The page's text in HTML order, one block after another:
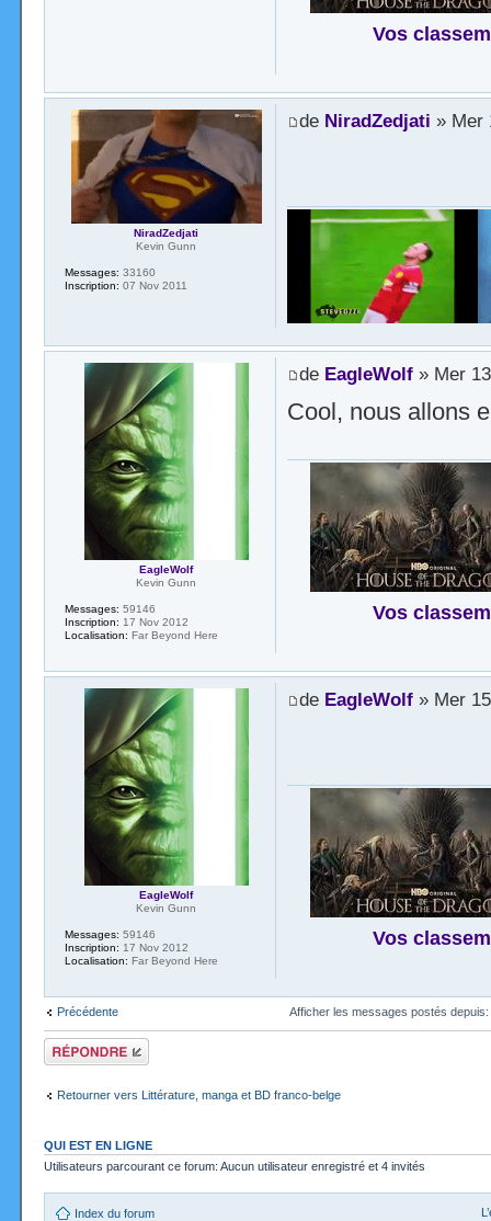
Vos
de NiradZedjati » Mer
NiradZedjati
Kevin Gunn
Messages: 33160
Inscription: 07 Nov 2011
de EagleWolf» Mer
Cool, nous allons
Vos
EagleWolf
Kevin Gunn
Messages: 59146
Inscription: 17 Nov 2012
Localisation: Far Beyond Here
de EagleWolf» Mer
Vos
EagleWolf
Kevin Gunn
Messages: 59146
Inscription: 17 Nov 2012
Localisation: Far Beyond Here
Précédente Afficher les messages postés depuis:
Répondre
Retourner vers Littérature, manga et BD franco-belge
QUI EST EN LIGNE
Utilisateurs parcourant ce forum: Aucun utilisateur enregistré et 4 invités
Index du forum